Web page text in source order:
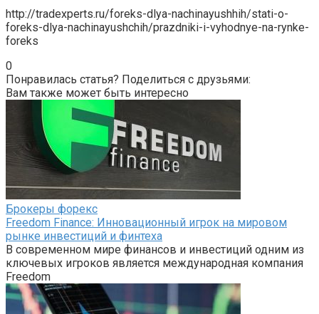
http://tradexperts.ru/foreks-dlya-nachinayushhih/stati-o-
foreks-dlya-nachinayushchih/prazdniki-i-vyhodnye-na-rynke-
foreks
0
Понравилась статья? Поделиться с друзьями:
Вам также может быть интересно
Брокеры форекс
Freedom Finance: Инновационный игрок на мировом
рынке инвестиций и финтеха
В современном мире финансов и инвестиций одним из
ключевых игроков является международная компания
Freedom